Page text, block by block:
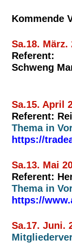
Kommende
Sa.18. März.
Referent:
Schweng
Sa.15. April
Referent:
Thema in
https://
Sa.13. Mai
Referent:
Thema in
https://
Sa.17. Juni.